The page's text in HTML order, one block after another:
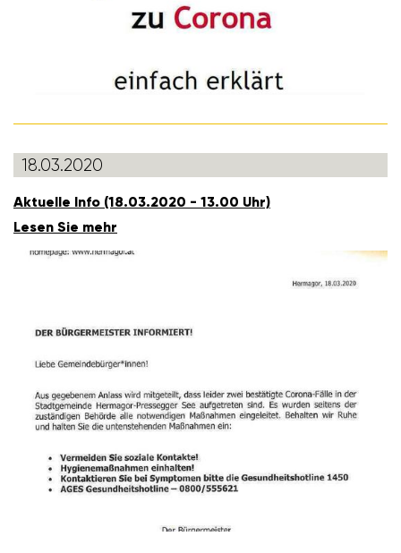
18.03.2020
Aktu­elle Info (18.03.2020 - 13.00 Uhr)
Lesen Sie mehr